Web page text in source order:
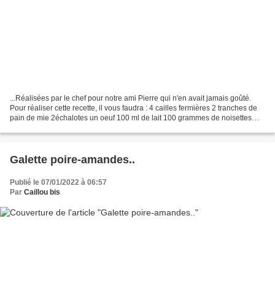
...Réalisées par le chef pour notre ami Pierre qui n'en avait jamais goûté.
Pour réaliser cette recette, il vous faudra : 4 cailles fermières 2 tranches de
pain de mie 2échalotes un oeuf 100 ml de lait 100 grammes de noisettes
Galette poire-amandes..
Publié le 07/01/2022 à 06:57
Par Caillou bis